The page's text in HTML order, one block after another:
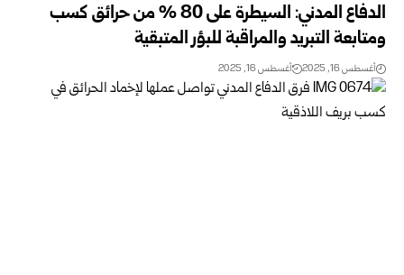
الدفاع المدني: السيطرة على 80 % من حرائق كسب
ومتابعة التبريد والمراقبة للبؤر المتبقية
أغسطس 16, 2025 أغسطس 16, 2025